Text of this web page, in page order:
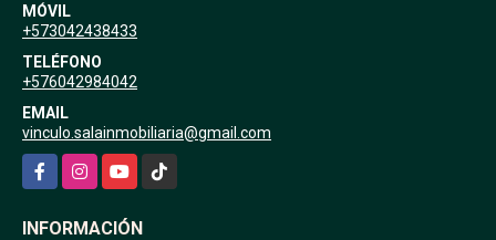
MÓVIL
+573042438433
TELÉFONO
+576042984042
EMAIL
vinculo.salainmobiliaria@gmail.com
FacebookInstagramYouTubeTikTok
INFORMACIÓN